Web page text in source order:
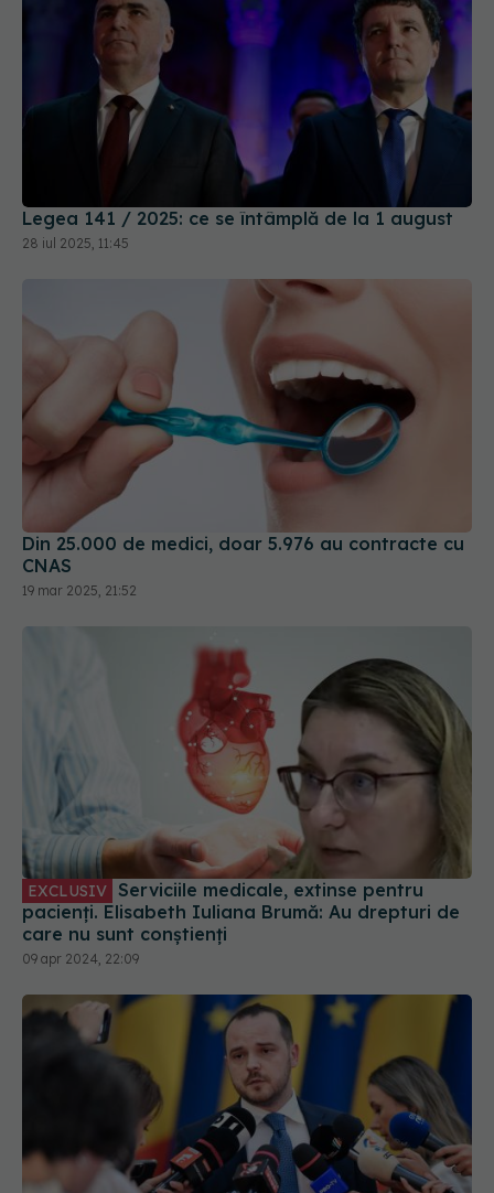
Legea 141 / 2025: ce se întâmplă de la 1 august
Din 25.000 de medici, doar 5.976 au contracte cu
19 mar 2025, 21:52
EXCLUSIV Serviciile medicale, extinse pentru
pacienți. Elisabeth Iuliana Brumă: Au drepturi de
care nu sunt conștienți
09 apr 2024, 22:09